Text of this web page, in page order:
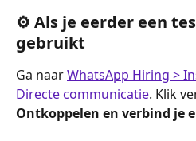
⚙️ Als je eerder een
gebruikt
Ga naar WhatsApp Hiring >
Directe communicatie. Klik
Ontkoppelen en verbind je